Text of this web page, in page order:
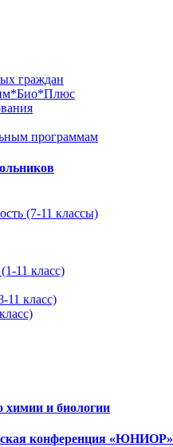
граждан
программам
(7-11 классы)
11 класс)
класс)
химии и биологии
конференция «ЮНИОР»